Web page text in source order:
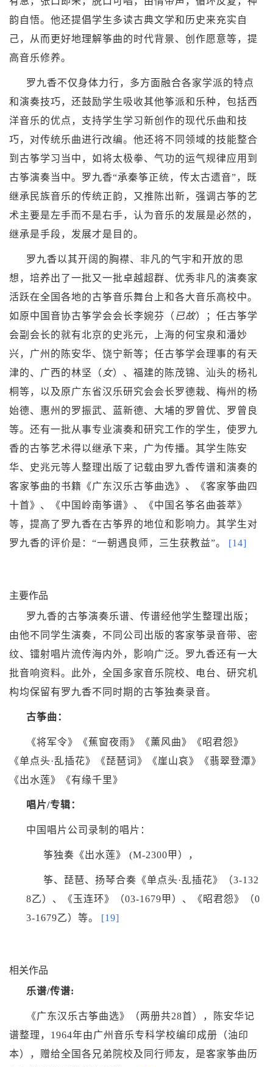
韵自悟。他还提倡学生多读古典文学和历史来充实自
己，从而更好地理解筝曲的时代背景、创作愿意等，提
高音乐修养。
罗九香不仅身体力行，多方面融合各家学派的特点
和演奏技巧，还鼓励学生吸收其他筝派和乐种，包括西
洋音乐的优点，支持学生学习新创作的现代乐曲和技
巧，对传统乐曲进行改编。他还将不同领域的技能整合
到古筝学习当中，如将太极拳、 气功的运气规律应用到
古筝演奏当中。罗九香“承秦筝正统，传太古遗音”，既
继承民族音乐的传统正韵，又推陈出新，强调古筝的艺
术主要是左手而不是右手，认为音乐的发展是必然的，
继承是手段，发展才是目的。
罗九香以其开阔的胸襟、非凡的气宇和开放的思
想，培养出了一批又一批卓越超群、优秀非凡的演奏家
活跃在全国各地的古筝音乐舞台上和各大音乐高校中。
如原中国音协古筝学会会长李婉芬 （ 已故）；任古筝学
会副会长的就有北京的 史兆元，上海的何宝泉和 潘妙
兴，广州的 陈安华、 饶宁新等；任古筝学会理事的有天
津的、广西的林坚 （ 女）、福建的陈茂锦、汕头的杨礼
桐 等，以及原广东省汉乐研究会会长罗德栽、梅州的杨
始德、惠州的罗振武、 蓝新德、大埔的罗曾优、 罗曾良
等。还有一批从事专业演奏和研究工作的学生，使罗九
香的古筝艺术得以继承下来，广为传播。其学生陈安
华、史兆元等人整理出版了记载由罗九香传谱和演奏的
客家筝曲的书籍《广东汉乐古筝曲选》、《客家筝曲四
十首》、《中国岭南筝谱》、《中国名筝名曲荟萃》
等，提高了罗九香在古筝界的地位和影响力。其学生对
罗九香的评价是：“一朝遇良师，三生获教益”。
[14]
主要作品
罗九香的古筝演奏乐谱、传谱经他学生整理出版；
由他不同学生演奏，不同公司出版的客家筝录音带、密
纹、镭射唱片流传海内外，影响广泛。罗九香还有一大
批音响资料。此外，全国多家音乐院校、电台、研究机
构均保留有罗九香不同时期的古筝独奏录音。
古筝曲：
《将军令》《蕉窗夜雨》《薰风曲》《 昭君怨》
《单点头·乱插花》《琵琶词》《崖山哀》《翡翠登潭》
《出水莲》《有缘千里》
唱片/专辑：
中国唱片公司录制的唱片：
筝独奏《出水莲》 (M-2300甲），
筝、琵琶、扬琴合奏《单点头·乱插花》（3-132
8乙）、《玉连环》（03-1679甲）、《昭君怨》（0
3-1679乙）等。
[19]
相关作品
乐谱/传谱:
《广东汉乐古筝曲选》（两册共28首），陈安华记
谱整理，1964年由广州音乐专科学校编印成册（油印
本），赠给全国各兄弟院校及同行师友，是客家筝曲历